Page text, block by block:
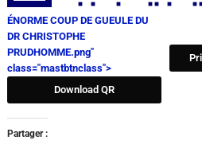
ÉNORME COUP DE GUEULE DU
DR CHRISTOPHE
PRUDHOMME.png"
class="mastbtnclass">
Download QR
Partager :